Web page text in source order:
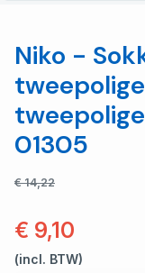
Niko -
01305
€ 14,22
€ 9,10
(incl. BTW)